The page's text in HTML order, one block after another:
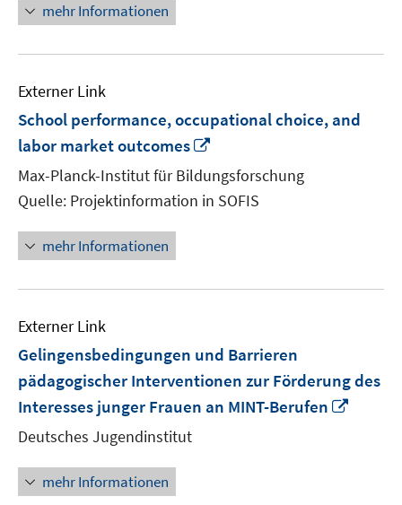
mehr Informationen
Externer Link
School performance, occupational choice, and
labor market outcomes
neuem
Fenster
öffnen
Max-Planck-Institut für Bildungsforschung
Quelle: Projektinformation in SOFIS
mehr Informationen
Externer Link
Gelingensbedingungen und Barrieren
pädagogischer Interventionen zur Förderung des
Interesses junger Frauen an MINT-Berufen
Deutsches Jugendinstitut
mehr Informationen